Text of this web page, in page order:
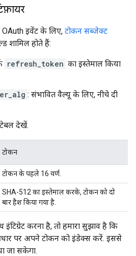
इवेंट के लिए, टोकन सब्जेक्ट
शामिल होते हैं:
refresh_token का इस्तेमाल किया
: संभावित वैल्यू के लिए, नीचे दी
टेबल देखें.
टोकन
टोकन के पहले 16 वर्ण.
SHA-512 का इस्तेमाल करके, टोकन को दो
बार हैश किया गया है.
करना है, तो हमारा सुझाव है कि
पर अपने टोकन को इंडेक्स करें. इससे
जा सकेगा.